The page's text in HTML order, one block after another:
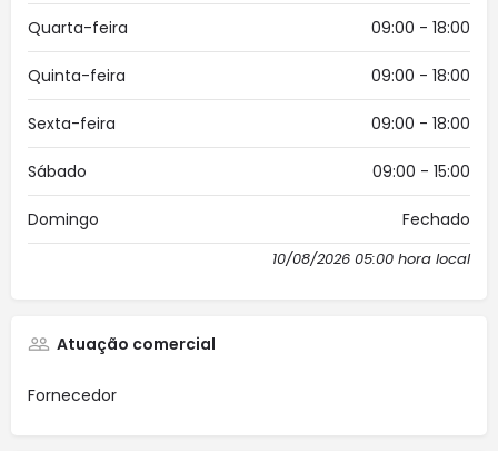
Quarta-feira 09:00 - 18:00
Quinta-feira 09:00 - 18:00
Sexta-feira 09:00 - 18:00
Sábado 09:00 - 15:00
Domingo Fechado
10/08/2026 05:00 hora local
Atuação comercial
Fornecedor